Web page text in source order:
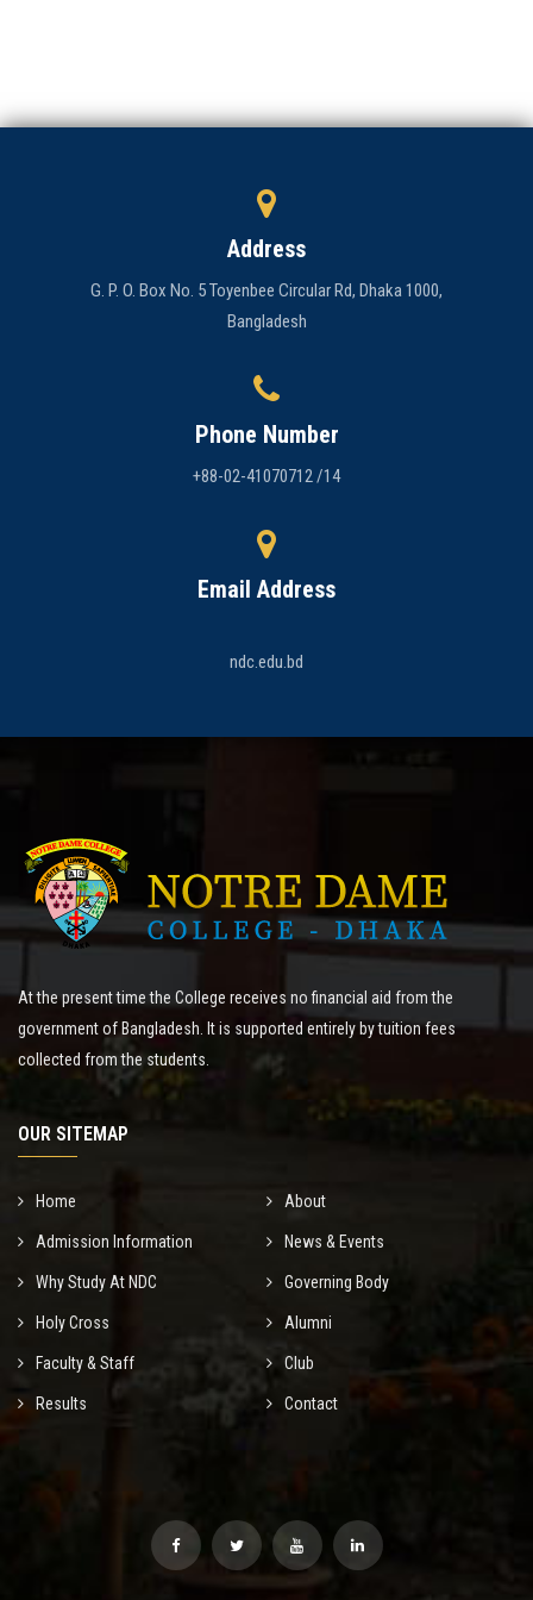
Address
G. P. O. Box No. 5 Toyenbee Circular Rd, Dhaka 1000,
Bangladesh
Phone Number
+88-02-41070712 /14
Email Address
ndc.edu.bd
At the present time the College receives no financial aid from the
government of Bangladesh. It is supported entirely by tuition fees
collected from the students.
OUR SITEMAP
Home About
Admission Information News & Events
Why Study At NDC Governing Body
Holy Cross Alumni
Faculty & Staff Club
Results Contact